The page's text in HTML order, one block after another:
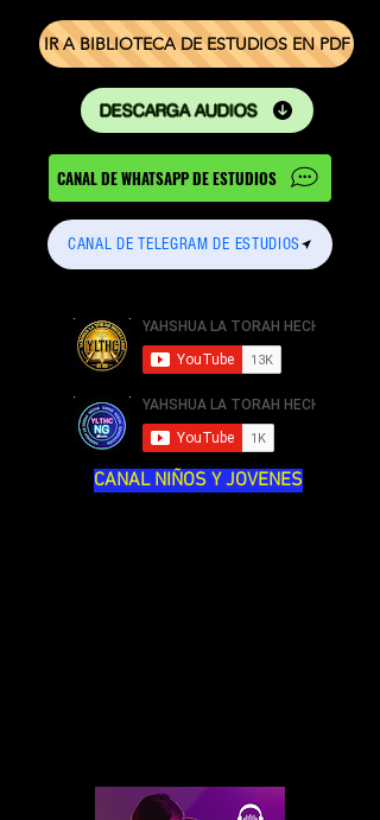
IR A BIBLIOTECA DE ESTUDIOS EN PDF
DESCARGA AUDIOS
CANAL DE WHATSAPP DE ESTUDIOS
CANAL DE TELEGRAM DE ESTUDIOS
CANAL NIÑOS Y JOVENES